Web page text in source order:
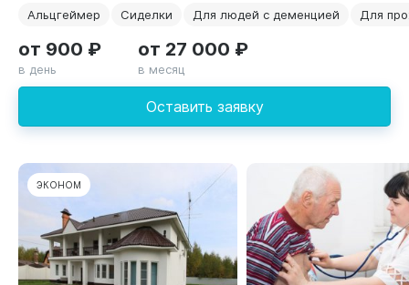
Альцгеймер
Сиделки Для людей с деменцией Для
Оставить заявку
от 900 ₽
в день
от 27 000 ₽
в месяц
ЭКОНОМ